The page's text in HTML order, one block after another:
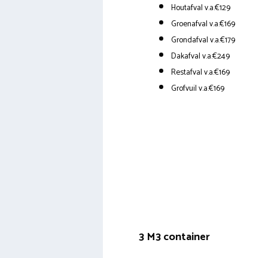
Houtafval v.a.€129
Groenafval v.a.€169
Grondafval v.a.€179
Dakafval v.a.€249
Restafval v.a.€169
Grofvuil v.a.€169
3 M3 container